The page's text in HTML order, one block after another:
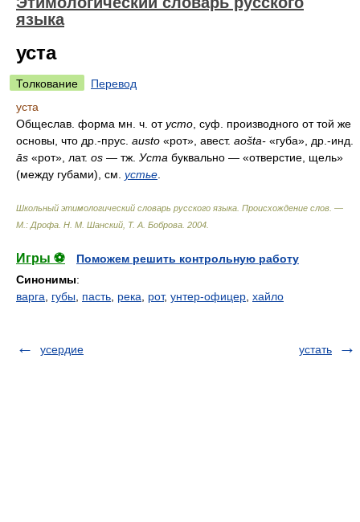
языка
уста
Толкование
Перевод
уста
Общеслав. форма мн. ч. отусто , суф. производного от той же
основы, что др.-прус. austo «рот», авест. aošta- «губа», др.-инд.
ās «рот», лат. os — тж. Уста буквально — «отверстие, щель»
(между губами), см. устье
Школьный этимологический словарь русского языка. Происхождение слов. —
М.: Дрофа Н. М. Шанский, Т. А. Боброва 2004
Игры ⚽
Поможем решить контрольную работу
Синонимы:
варга
губы пасть река рот, унтер-офицер хайло
усердие устать